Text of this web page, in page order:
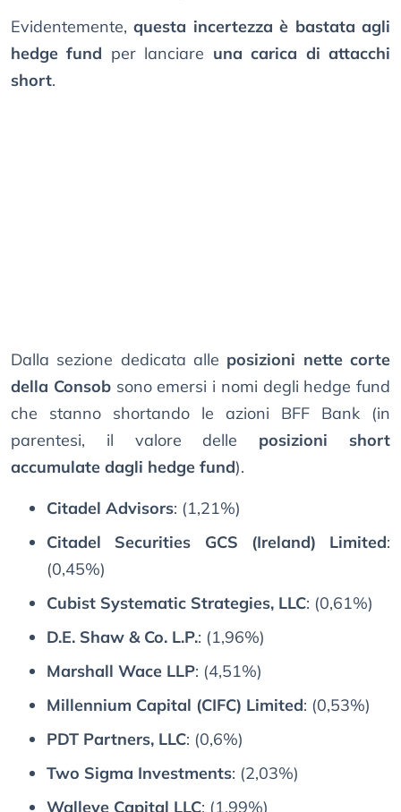
Evidentemente,questa incertezza è bastata agli
hedge fund per lanciare una carica di attacchi
short.
Dalla sezione dedicata alle posizioni nette corte
della Consobsono emersi i nomi degli hedge fund
che stanno shortando le azioni BFF Bank (in
parentesi, il valore delle posizioni short
accumulate dagli hedge fund).
Citadel Advisors: (1,21%)
Citadel Securities GCS (Ireland) Limited:
(0,45%)
Cubist Systematic Strategies, LLC: (0,61%)
D.E. Shaw & Co. L.P.: (1,96%)
Marshall Wace LLP: (4,51%)
Millennium Capital (CIFC) Limited: (0,53%)
PDT Partners, LLC: (0,6%)
Two Sigma Investments: (2,03%)
Walleye Capital LLC: (1,99%)